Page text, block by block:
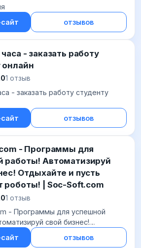
отзывов
- заказать работу
онлайн
1 отзыв
- заказать работу студенту
отзывов
- Программы для
работы! Автоматизируй
Отдыхайте и пусть
роботы! | Soc-Soft.com
1 отзыв
- Программы для успешной
свой бизнес!
и пусть работают роботы! | Soc-
отзывов